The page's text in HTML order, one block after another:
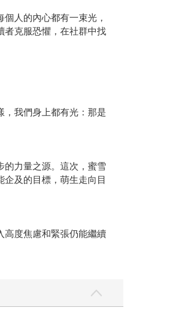
人的內心都有一束光，
者克服恐懼，在社群中找
我們身上都有光：那是
力量之源。這次，蜜雪
及的目標，萌生走向目
高度焦慮和緊張仍能繼續